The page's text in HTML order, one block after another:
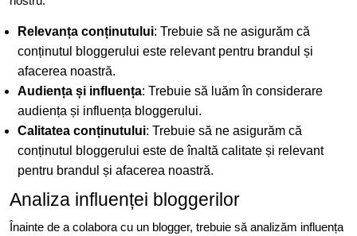
Relevanța conținutului: Trebuie să ne asigurăm că
conținutul bloggerului este relevant pentru brandul și
afacerea noastră.
Audiența și influența: Trebuie să luăm în considerare
audiența și influența bloggerului.
Calitatea conținutului: Trebuie să ne asigurăm că
conținutul bloggerului este de înaltă calitate și relevant
pentru brandul și afacerea noastră.
Analiza influenței bloggerilor
Înainte de a colabora cu un blogger, trebuie să analizăm influența